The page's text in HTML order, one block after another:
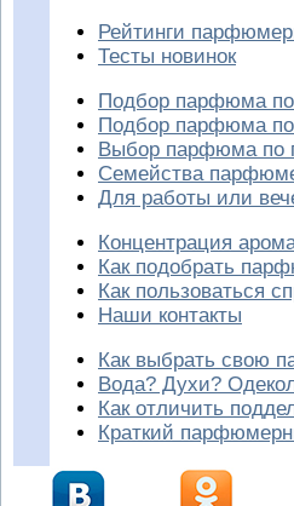
Рейтинги
Тесты новинок
Подбор парфюма
Подбор парфюма
Выбор парфюма по
Семейства
Для работы или
Концентрация
Как подобрать
Как пользоваться
Наши контакты
Как выбрать свою
Вода? Духи?
Как отличить
Краткий